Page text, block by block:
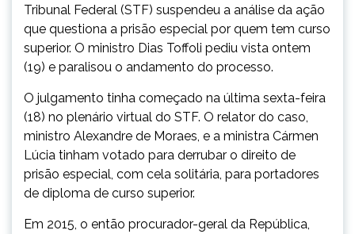
Tribunal Federal (STF) suspendeu a análise da ação
que questiona a prisão especial por quem tem curso
superior. O ministro Dias Toffoli pediu vista ontem
(19) e paralisou o andamento do processo.
O julgamento tinha começado na última sexta-feira
(18) no plenário virtual do STF. O relator do caso,
ministro Alexandre de Moraes, e a ministra Cármen
Lúcia tinham votado para derrubar o direito de
prisão especial, com cela solitária, para portadores
de diploma de curso superior.
Em 2015, o então procurador-geral da República,